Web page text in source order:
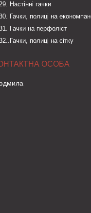
Настінні гачки
Гачки, полиці на
Гачки на перфоліст
полиці на сітку